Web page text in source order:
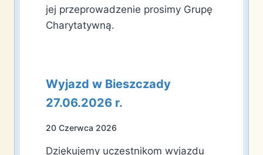
jej przeprowadzenie prosimy Grupę
Charytatywną.
Wyjazd w Bieszczady
27.06.2026 r.
20 Czerwca 2026
Dziękujemy uczestnikom wyjazdu